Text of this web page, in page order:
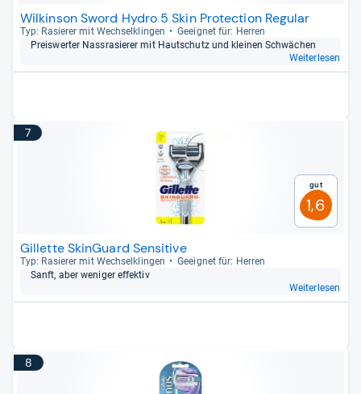
Wilkinson Sword Hydro 5 Skin Protection Regular
Typ: Rasie­rer mit Wech­sel­klin­gen
Geeig­net für: Her­ren
Preis­wer­ter Nass­ra­sie­rer mit Haut­schutz und klei­nen Schwä­chen
Weiterlesen
7
Gut
1,6
Gillette SkinGuard Sensitive
Typ: Rasie­rer mit Wech­sel­klin­gen
Geeig­net für: Her­ren
Sanft, aber weni­ger effek­tiv
Weiterlesen
8